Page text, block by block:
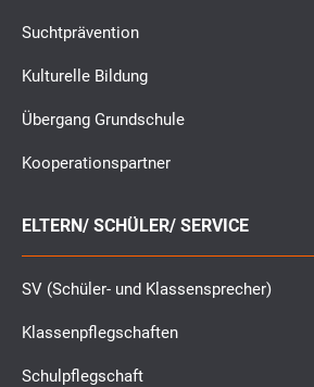
Suchtprävention
Kulturelle Bildung
Übergang Grundschule
Kooperationspartner
ELTERN/ SCHÜLER/ SERVICE
SV (Schüler- und Klassensprecher)
Klassenpflegschaften
Schulpflegschaft